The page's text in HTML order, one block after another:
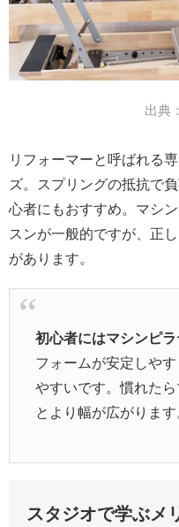
出典：
リフォーマーと呼ばれる
ズ。スプリングの抵抗で
心者にもおすすめ。マシ
スンが一般的ですが、正
があります。
初心者にはマシンピ
フォームが安定しや
やすいです。慣れた
とより幅が広がります
スタジオで学ぶメ